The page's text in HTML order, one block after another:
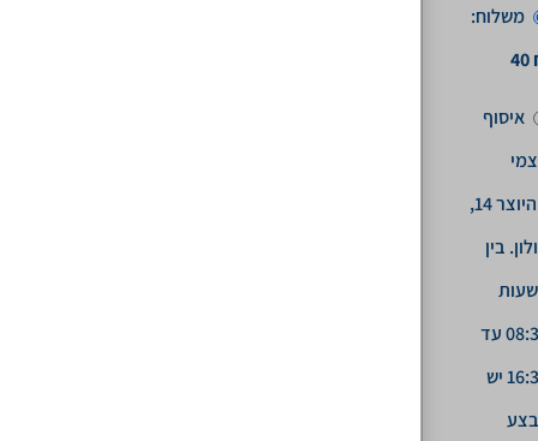
משלוח:
40
איסוף
מהיוצר 14,
בין
08:30 עד
16:30 יש